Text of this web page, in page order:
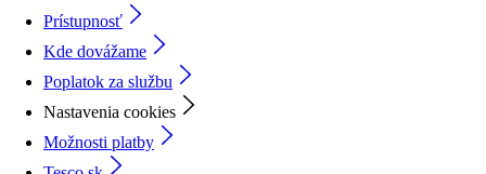
Prístupnosť
Kde dovážame
Poplatok za službu
Nastavenia cookies
Možnosti platby